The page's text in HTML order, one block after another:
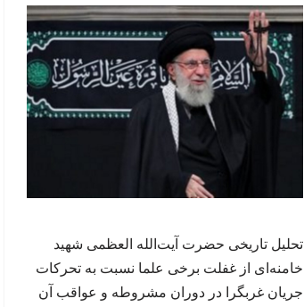
تحلیل تاریخی حضرت آیت‌الله العظمی شهید
خامنه‌ای از غفلت برخی علما نسبت به تحرکات
جریان غربگرا در دوران مشروطه و عواقب آن